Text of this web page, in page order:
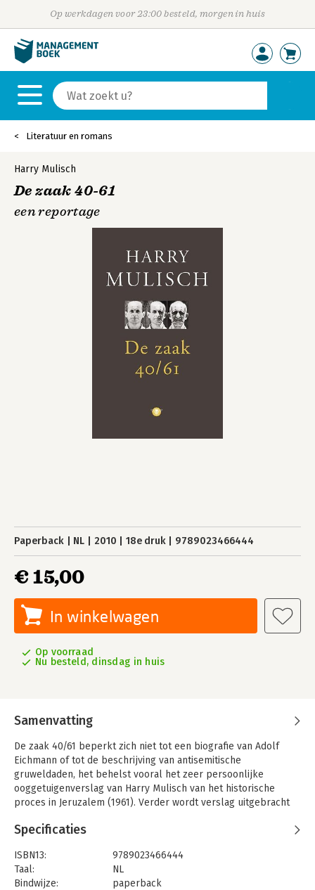
Op werkdagen voor 23:00 besteld, morgen in huis
Literatuur en romans
Harry Mulisch
De zaak 40-61
een reportage
Paperback NL 2010 18e druk 9789023466444
€ 15,00
In winkelwagen
Op voorraad
Nu besteld, dinsdag in huis
Samenvatting
De zaak 40/61 beperkt zich niet tot een biografie van Adolf
Eichmann of tot de beschrijving van antisemitische
gruweldaden, het behelst vooral het zeer persoonlijke
ooggetuigenverslag van Harry Mulisch van het historische
proces in Jeruzalem (1961). Verder wordt verslag uitgebracht
werd onderzocht, en van een reis naar Polen, waar een bezoek
De zaak 40/61 is een uniek document, geschreven met een
volledig persoonlijke inzet.
Specificaties
ISBN13:
9789023466444
Taal:
NL
Bindwijze:
paperback